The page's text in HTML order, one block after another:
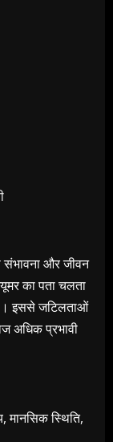
और जीवन
का पता चलता
इससे जटिलताओं
अधिक प्रभावी
मानसिक स्थिति,